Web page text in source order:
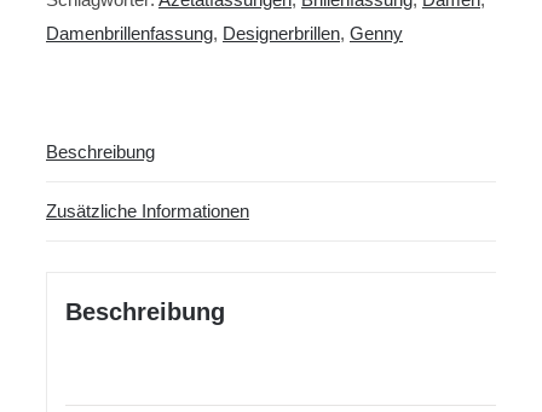
Damenbrillenfassung, Designerbrillen, Genny
Beschreibung
Zusätzliche Informationen
Beschreibung